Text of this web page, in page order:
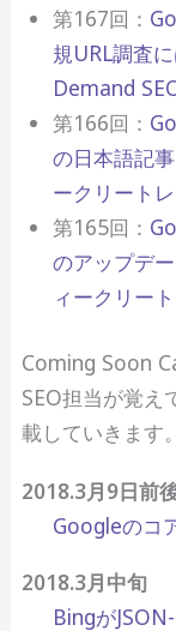
第167回：
規URL調査
Demand
第166回：
の日本語記
ークリート
第165回：
のアップデ
ィークリー
Coming Soon
SEO担当が覚え
載していきます。
2018.3月9日前
Googleのコ
2018.3月中旬
Bingが